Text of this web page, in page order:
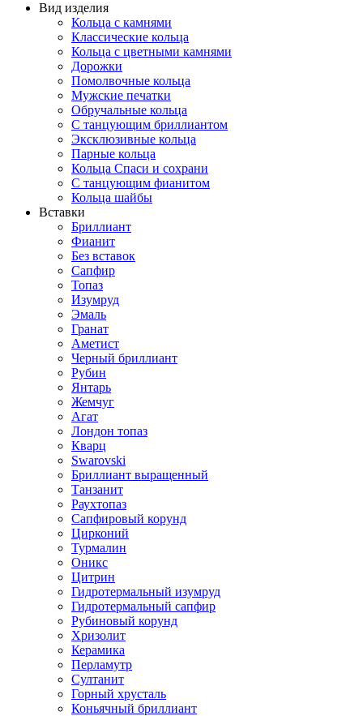
Вид изделия
Кольца с камнями
Классические кольца
Кольца с цветными камнями
Дорожки
Помолвочные кольца
Мужские печатки
Обручальные кольца
С танцующим бриллиантом
Эксклюзивные кольца
Парные кольца
Кольца Спаси и сохрани
С танцующим фианитом
Кольца шайбы
Вставки
Бриллиант
Фианит
Без вставок
Сапфир
Топаз
Изумруд
Эмаль
Гранат
Аметист
Черный бриллиант
Рубин
Янтарь
Жемчуг
Агат
Лондон топаз
Кварц
Swarovski
Бриллиант выращенный
Танзанит
Раухтопаз
Сапфировый корунд
Цирконий
Турмалин
Оникс
Цитрин
Гидротермальный изумруд
Гидротермальный сапфир
Рубиновый корунд
Хризолит
Керамика
Перламутр
Султанит
Горный хрусталь
Коньячный бриллиант